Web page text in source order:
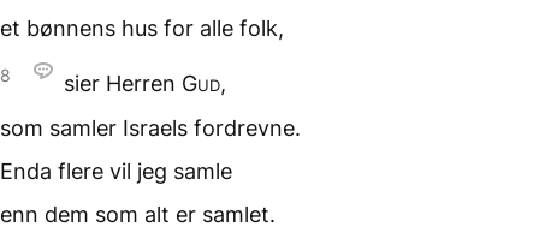
et bønnens hus for alle folk,
8 sier Herren Gud,
som samler Israels fordrevne.
Enda flere vil jeg samle
enn dem som alt er samlet.